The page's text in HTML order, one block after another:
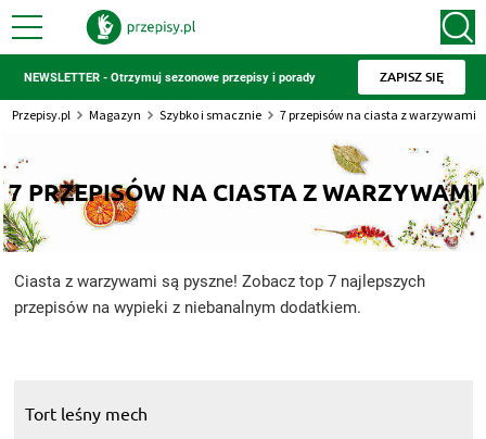
NEWSLETTER - Otrzymuj sezonowe przepisy i porady ZAPISZ SIĘ
Przepisy.pl Magazyn Szybko i smacznie 7 przepisów na ciasta z warzywami
7 PRZEPISÓW NA CIASTA Z WARZYWAMI
Ciasta z warzywami są pyszne! Zobacz top 7 najlepszych
przepisów na wypieki z niebanalnym dodatkiem.
Tort leśny mech